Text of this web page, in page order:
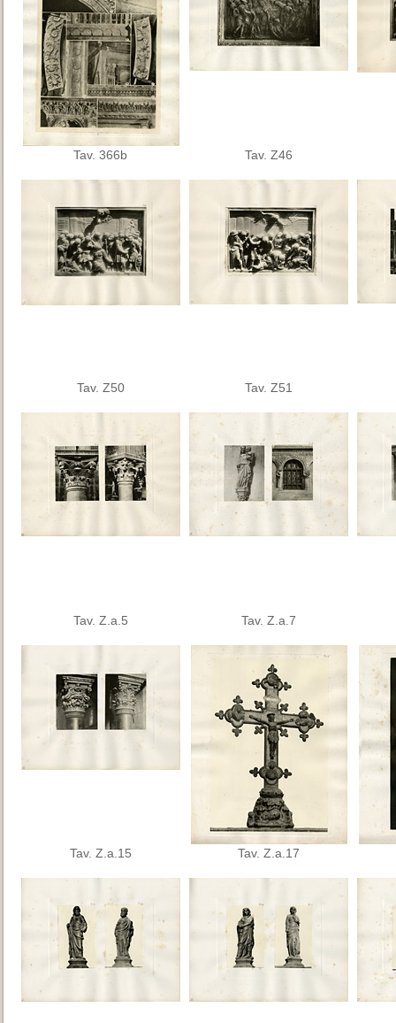
Tav. 366b Tav. Z46
Tav. Z50 Tav. Z51
Tav. Z.a.5 Tav. Z.a.7
Tav. Z.a.15 Tav. Z.a.17